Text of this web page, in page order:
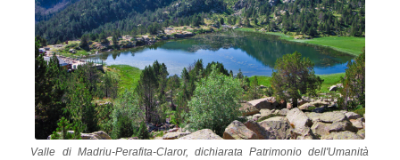
Valle di Madriu-Perafita-Claror, dichiarata Patrimonio dell'Umanità